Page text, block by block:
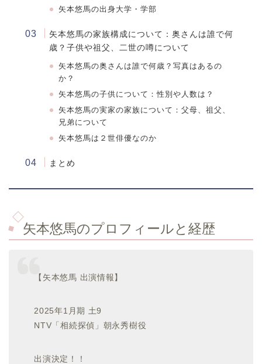
矢本悠馬の出身大学・学部
矢本悠馬の家族構成について：奥さんは誰で何
歳？子供や祖父、二世の噂について
矢本悠馬の奥さんは誰で何歳？写真はあるの
か？
矢本悠馬の子供について：性別や人数は？
矢本悠馬の実家の家族について：父母、祖父、
兄弟について
矢本悠馬は２世俳優なのか
まとめ
矢本悠馬のプロフィールと経歴
【矢本悠馬 出演情報】
2025年1月期 土9
NTV「相続探偵」朝永秀樹役
出演決定！！